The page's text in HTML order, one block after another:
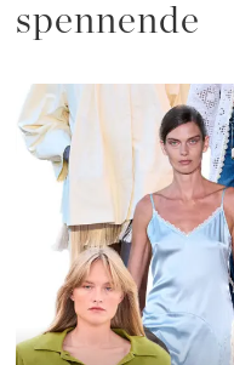
spennende